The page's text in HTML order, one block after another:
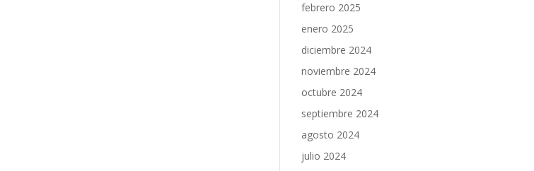
febrero 2025
enero 2025
diciembre 2024
noviembre 2024
octubre 2024
septiembre 2024
agosto 2024
julio 2024